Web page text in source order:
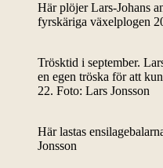
Här plöjer Lars-Johans
fyrskäriga växelplogen
Trösktid i september.
en egen tröska för att
22. Foto: Lars Jonsson
Här lastas
Jonsson